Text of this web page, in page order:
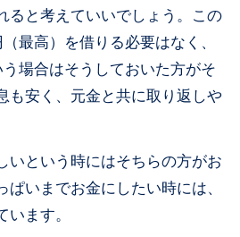
ると考えていいでしょう。この
最高）を借りる必要はなく、
場合はそうしておいた方がそ
も安く、元金と共に取り返しや
いという時にはそちらの方がお
いまでお金にしたい時には、
ます。